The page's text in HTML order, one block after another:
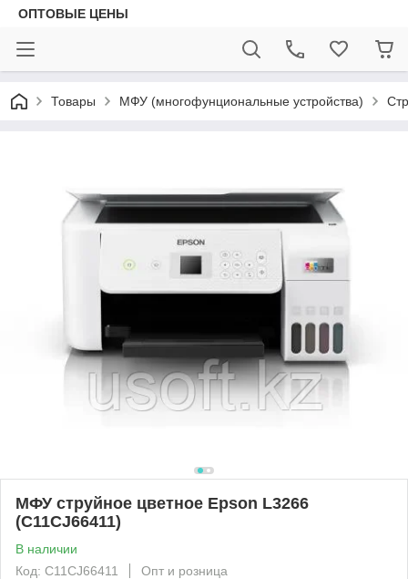
ОПТОВЫЕ ЦЕНЫ
Товары МФУ (многофунциональные устройства)
МФУ струйное цветное Epson L3266
(C11CJ66411)
В наличии
Код: C11CJ66411
Опт и розница